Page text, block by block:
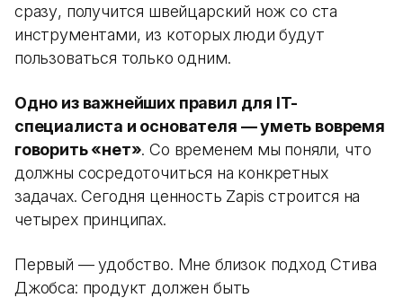
сразу, получится швейцарский нож со ста
инструментами, из которых люди будут
пользоваться только одним.
Одно из важнейших правил для IT-
специалиста и основателя — уметь вовремя
говорить «нет». Со временем мы поняли, что
должны сосредоточиться на конкретных
задачах. Сегодня ценность Zapis строится на
четырех принципах.
Первый — удобство. Мне близок подход Стива
Джобса: продукт должен быть